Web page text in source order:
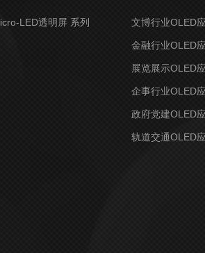
LED透明屏 系列 文博行业OLED
金融行业OLED
展览展示OLED
企事行业OLED
政府党建OLED
轨道交通OLED